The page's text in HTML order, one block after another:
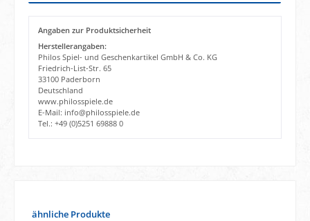
Angaben zur Produktsicherheit
Herstellerangaben:
Philos Spiel- und Geschenkartikel GmbH & Co. KG
Friedrich-List-Str. 65
33100 Paderborn
Deutschland
www.philosspiele.de
E-Mail: info@philosspiele.de
Tel.: +49 (0)5251 69888 0
Produktgalerie überspringen
ähnliche Produkte